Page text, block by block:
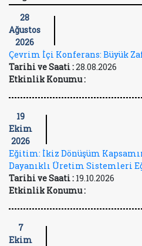
28
Ağustos
2026
Çevrim İçi Konferans: Büyük
Tarihi ve Saati :28.08.2026
Etkinlik Konumu :
19
Ekim
2026
Eğitim: İkiz Dönüşüm
Dayanıklı Üretim Sistemleri
Tarihi ve Saati : 19.10.2026
Etkinlik Konumu :
7
Ekim